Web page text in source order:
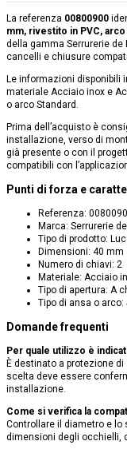
La referenza 00800900
mm, rivestito in PVC,
della gamma Serrurerie
cancelli e chiusure
Le informazioni disponibili
materiale Acciaio inox e
o arco Standard.
Prima dell’acquisto è
installazione, verso di
già presente o con il
compatibili con
Punti di forza e
Referenza:
Marca: Serrurerie
Tipo di prodotto:
Dimensioni: 40 mm
Numero di chiavi: 2
Materiale: Acciaio
Tipo di apertura: A
Tipo di ansa o arco:
Domande frequenti
Per quale utilizzo è
È destinato a protezione
scelta deve essere
installazione.
Come si verifica la
Controllare il diametro e lo
dimensioni degli occhielli,